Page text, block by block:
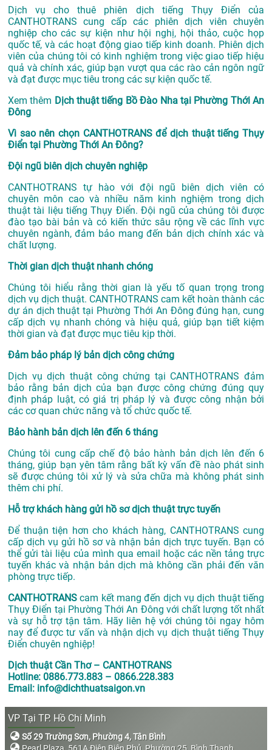
Dịch vụ cho thuê phiên dịch tiếng Thụy Điển của
CANTHOTRANS cung cấp các phiên dịch viên chuyên
nghiệp cho các sự kiện như hội nghị, hội thảo, cuộc họp
quốc tế, và các hoạt động giao tiếp kinh doanh. Phiên dịch
viên của chúng tôi có kinh nghiệm trong việc giao tiếp hiệu
quả và chính xác, giúp bạn vượt qua các rào cản ngôn ngữ
và đạt được mục tiêu trong các sự kiện quốc tế.
Xem thêm Dịch thuật tiếng Bồ Đào Nha tại Phường Thới An
Đông
Vì sao nên chọn CANTHOTRANS để dịch thuật tiếng Thụy
Điển tại Phường Thới An Đông?
Đội ngũ biên dịch chuyên nghiệp
CANTHOTRANS tự hào với đội ngũ biên dịch viên có
chuyên môn cao và nhiều năm kinh nghiệm trong dịch
thuật tài liệu tiếng Thụy Điển. Đội ngũ của chúng tôi được
đào tạo bài bản và có kiến thức sâu rộng về các lĩnh vực
chuyên ngành, đảm bảo mang đến bản dịch chính xác và
chất lượng.
Thời gian dịch thuật nhanh chóng
Chúng tôi hiểu rằng thời gian là yếu tố quan trọng trong
dịch vụ dịch thuật. CANTHOTRANS cam kết hoàn thành các
dự án dịch thuật tại Phường Thới An Đông đúng hạn, cung
cấp dịch vụ nhanh chóng và hiệu quả, giúp bạn tiết kiệm
thời gian và đạt được mục tiêu kịp thời.
Đảm bảo pháp lý bản dịch công chứng
Dịch vụ dịch thuật công chứng tại CANTHOTRANS đảm
bảo rằng bản dịch của bạn được công chứng đúng quy
định pháp luật, có giá trị pháp lý và được công nhận bởi
các cơ quan chức năng và tổ chức quốc tế.
Bảo hành bản dịch lên đến 6 tháng
Chúng tôi cung cấp chế độ bảo hành bản dịch lên đến 6
tháng, giúp bạn yên tâm rằng bất kỳ vấn đề nào phát sinh
sẽ được chúng tôi xử lý và sửa chữa mà không phát sinh
thêm chi phí.
Hỗ trợ khách hàng gửi hồ sơ dịch thuật trực tuyến
Để thuận tiện hơn cho khách hàng, CANTHOTRANS cung
cấp dịch vụ gửi hồ sơ và nhận bản dịch trực tuyến. Bạn có
thể gửi tài liệu của mình qua email hoặc các nền tảng trực
tuyến khác và nhận bản dịch mà không cần phải đến văn
phòng trực tiếp.
CANTHOTRANS cam kết mang đến dịch vụ dịch thuật tiếng
Thụy Điển tại Phường Thới An Đông với chất lượng tốt nhất
và sự hỗ trợ tận tâm. Hãy liên hệ với chúng tôi ngay hôm
nay để được tư vấn và nhận dịch vụ dịch thuật tiếng Thụy
Điển chuyên nghiệp!
Dịch thuật Cần Thơ – CANTHOTRANS
Hotline: 0886.773.883 – 0866.228.383
Email: info@dichthuatsaigon.vn
VP Tại TP. Hồ Chí Minh
Số 29 Trường Sơn, Phường 4, Tân Bình